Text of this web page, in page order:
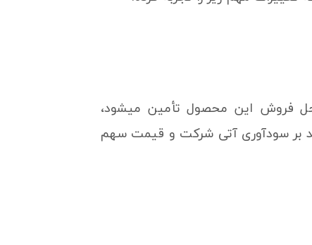
فروش این محصول تأمین میشود،
بر سودآوری آتی شرکت و قیمت سهم